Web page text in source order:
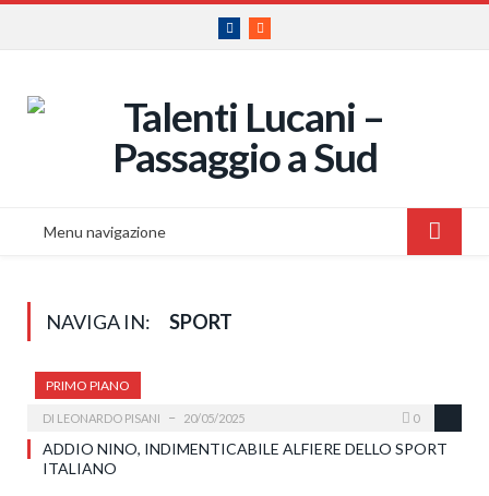
Facebook
RSS
Menu navigazione
NAVIGA IN: SPORT
PRIMO PIANO
DI LEONARDO PISANI 20/05/2025 0
ADDIO NINO, INDIMENTICABILE ALFIERE DELLO SPORT
ITALIANO